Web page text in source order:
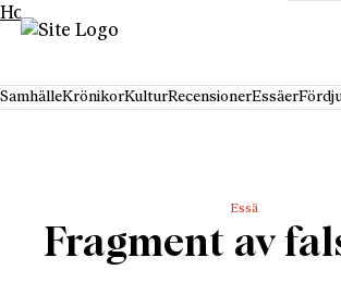
Hoppa till innehåll
SamhälleKrönikorKulturRecensionerEssäer
Essä
Fragment av